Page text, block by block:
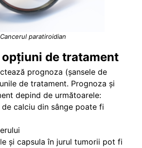
Cancerul paratiroidian
de tratament
prognoza (șansele de
de tratament. Prognoza și
depind de următoarele:
de calciu din sânge poate fi
și capsula în jurul tumorii pot fi